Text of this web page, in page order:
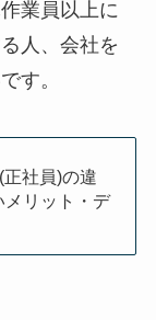
業員以上に
人、会社を
す。
社員)の違
メリット・デ